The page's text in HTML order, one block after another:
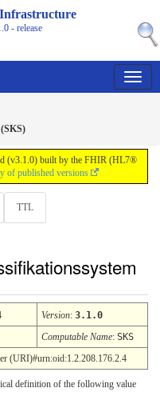
- release
(v3.1.0) built by the FHIR (HL7®
of published versions
TTL
Version: 3.1.0
Computable Name: SKS
(URI)#urn:oid:1.2.208.176.2.4
definition of the following value